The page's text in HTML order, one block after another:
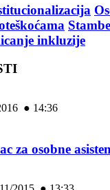
inkluzije
● 14:36
za osobne